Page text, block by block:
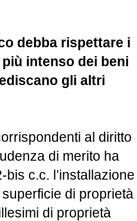
debba rispettare i
intenso dei beni
gli altri
al diritto
di merito ha
c.c. l’installazione
di proprietà
di proprietà